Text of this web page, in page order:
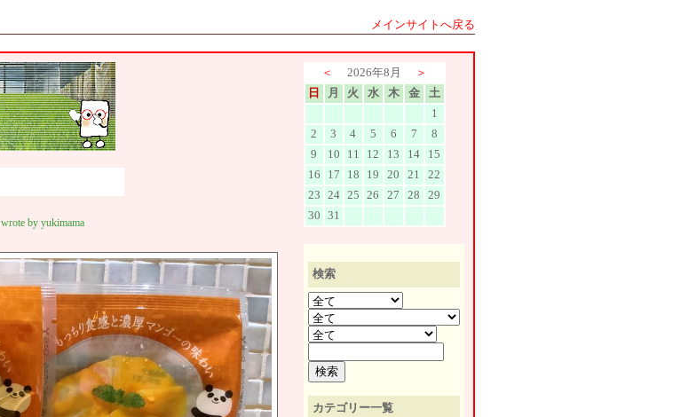
メインサイトへ戻る
wrote by yukimama
＜ 2026年8月
＞
日
月 火 水 木 金
土
1
2
3 4 5 6 7
8
9
10 11 12 13 14
15
16
17 18 19 20 21
22
23
24 25 26 27 28
29
30
31
検索
カテゴリー一覧